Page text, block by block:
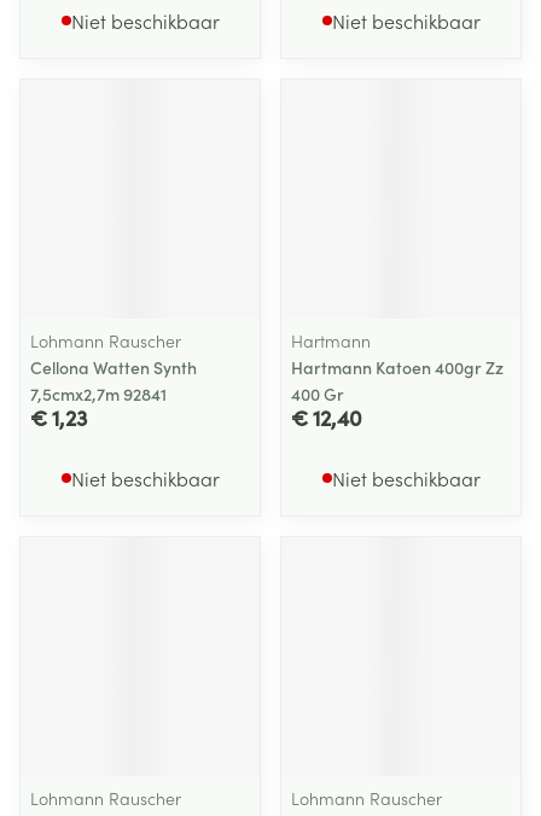
Niet beschikbaar Niet beschikbaar
Lohmann Rauscher
Cellona Watten Synth
7,5cmx2,7m 92841
€ 1,23
Niet beschikbaar
Hartmann
Hartmann Katoen 400gr Zz
400 Gr
€ 12,40
Niet beschikbaar
Lohmann Rauscher
Lohmann Rauscher